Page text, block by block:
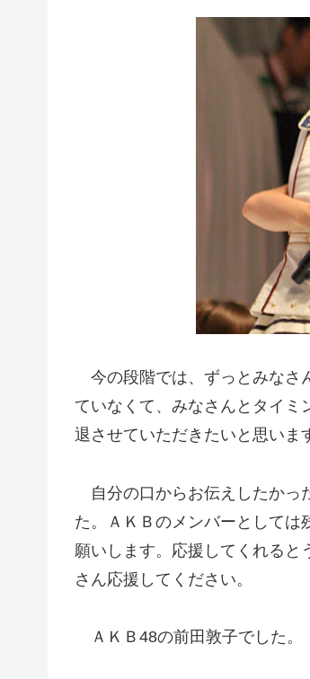
今の段階では、ずっとみなさ
ていなくて、みなさんとタイミ
退させていただきたいと思いま
自分の口からお伝えしたかっ
た。ＡＫＢのメンバーとしては
願いします。応援してくれると
さん応援してください。
ＡＫＢ48の前田敦子でした。